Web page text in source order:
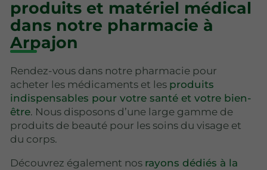
produits et matériel médical
dans notre pharmacie à
Arpajon
Rendez-vous dans notre pharmacie pour
acheter les médicaments et les produits
indispensables pour votre santé et votre bien-
être. Nous disposons d’une large gamme de
produits de beauté pour les soins du visage et
du corps.
Découvrez également nos rayons dédiés à la